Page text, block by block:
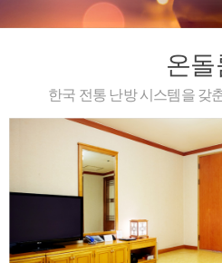
온돌
한국 전통 난방 시스템을 갖